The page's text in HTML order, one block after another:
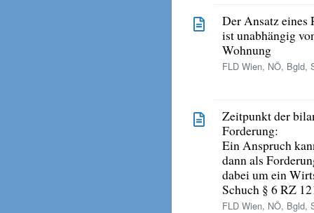
Der Ansatz eines
ist unabhängig
Wohnung
FLD Wien, NÖ, Bgld,
Zeitpunkt der
Forderung:
Ein Anspruch
dann als
dabei um ein
Schuch § 6 RZ
FLD Wien, NÖ, Bgld,